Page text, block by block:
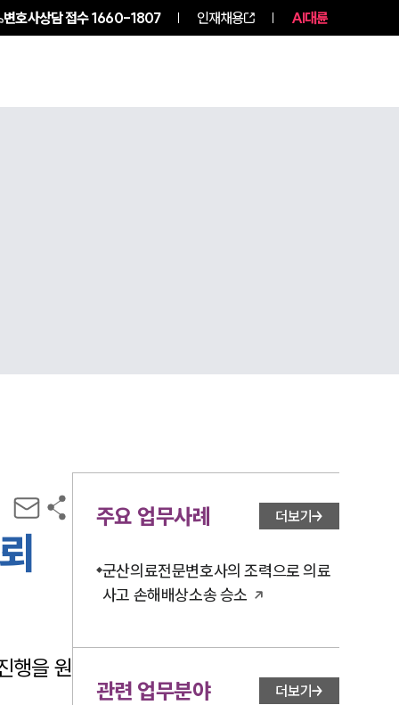
변호사상담 접수1660-1807 인재채용 AI대륜
행을 원
주요 업무사례 더보기
군산의료전문변호사의 조력으로 의료
사고 손해배상소송 승소
관련 업무분야 더보기